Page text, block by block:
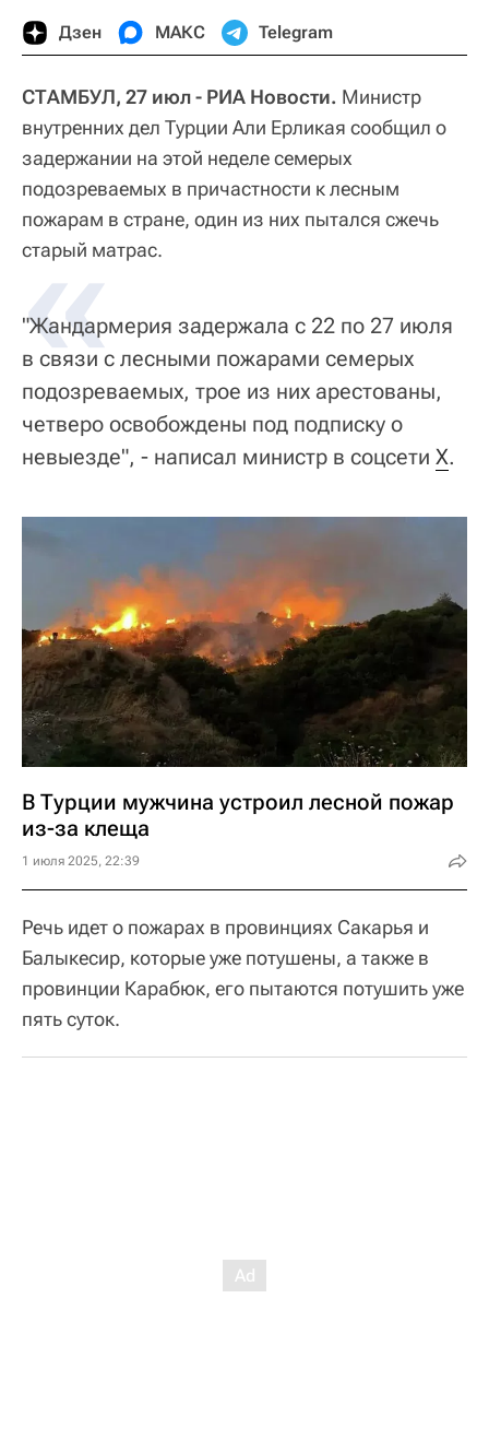
Дзен МАКС Telegram
СТАМБУЛ, 27 июл - РИА Новости. Министр
внутренних дел Турции Али Ерликая сообщил о
задержании на этой неделе семерых
подозреваемых в причастности к лесным
пожарам в стране, один из них пытался сжечь
старый матрас.
«
"Жандармерия задержала с 22 по 27 июля
в связи с лесными пожарами семерых
подозреваемых, трое из них арестованы,
четверо освобождены под подписку о
невыезде", - написал министр в соцсети X.
В Турции мужчина устроил лесной пожар
из-за клеща
1 июля 2025, 22:39
Речь идет о пожарах в провинциях Сакарья и
Балыкесир, которые уже потушены, а также в
провинции Карабюк, его пытаются потушить уже
пять суток.